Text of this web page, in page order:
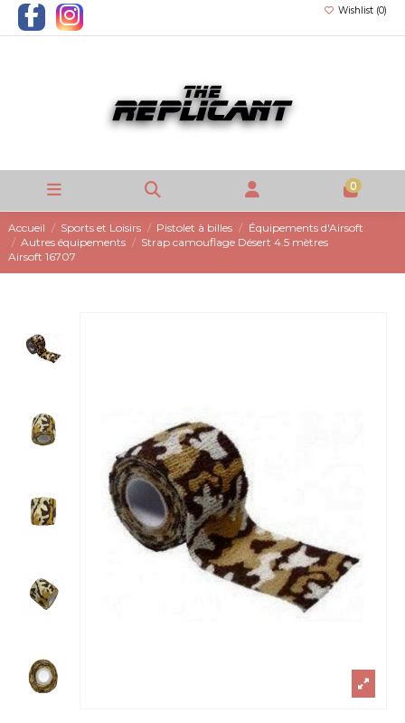
Wishlist (0)
0
Accueil Sports et Loisirs Pistolet à billes
Équipements d'Airsoft
Autres équipements
Strap camouflage Désert 4.5 mètres
Airsoft 16707